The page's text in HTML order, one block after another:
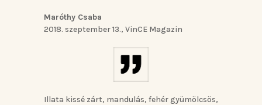
Maróthy Csaba
2018. szeptember 13., VinCE Magazin
Illata kissé zárt, mandulás, fehér gyümölcsös,